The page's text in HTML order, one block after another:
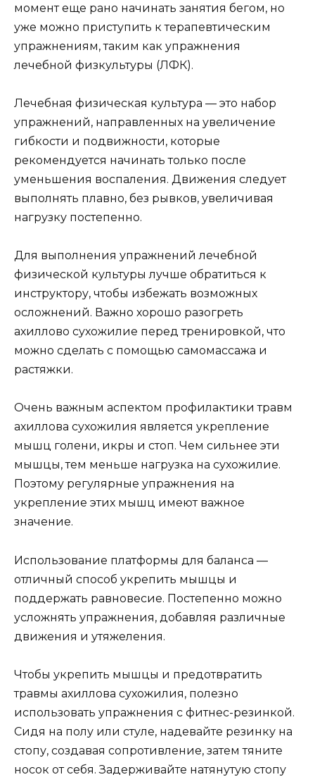
момент еще рано начинать занятия бегом, но
уже можно приступить к терапевтическим
упражнениям, таким как упражнения
лечебной физкультуры (ЛФК).
Лечебная физическая культура — это набор
упражнений, направленных на увеличение
гибкости и подвижности, которые
рекомендуется начинать только после
уменьшения воспаления. Движения следует
выполнять плавно, без рывков, увеличивая
нагрузку постепенно.
Для выполнения упражнений лечебной
физической культуры лучше обратиться к
инструктору, чтобы избежать возможных
осложнений. Важно хорошо разогреть
ахиллово сухожилие перед тренировкой, что
можно сделать с помощью самомассажа и
растяжки.
Очень важным аспектом профилактики травм
ахиллова сухожилия является укрепление
мышц голени, икры и стоп. Чем сильнее эти
мышцы, тем меньше нагрузка на сухожилие.
Поэтому регулярные упражнения на
укрепление этих мышц имеют важное
значение.
Использование платформы для баланса —
отличный способ укрепить мышцы и
поддержать равновесие. Постепенно можно
усложнять упражнения, добавляя различные
движения и утяжеления.
Чтобы укрепить мышцы и предотвратить
травмы ахиллова сухожилия, полезно
использовать упражнения с фитнес-резинкой.
Сидя на полу или стуле, надевайте резинку на
стопу, создавая сопротивление, затем тяните
носок от себя. Задерживайте натянутую стопу